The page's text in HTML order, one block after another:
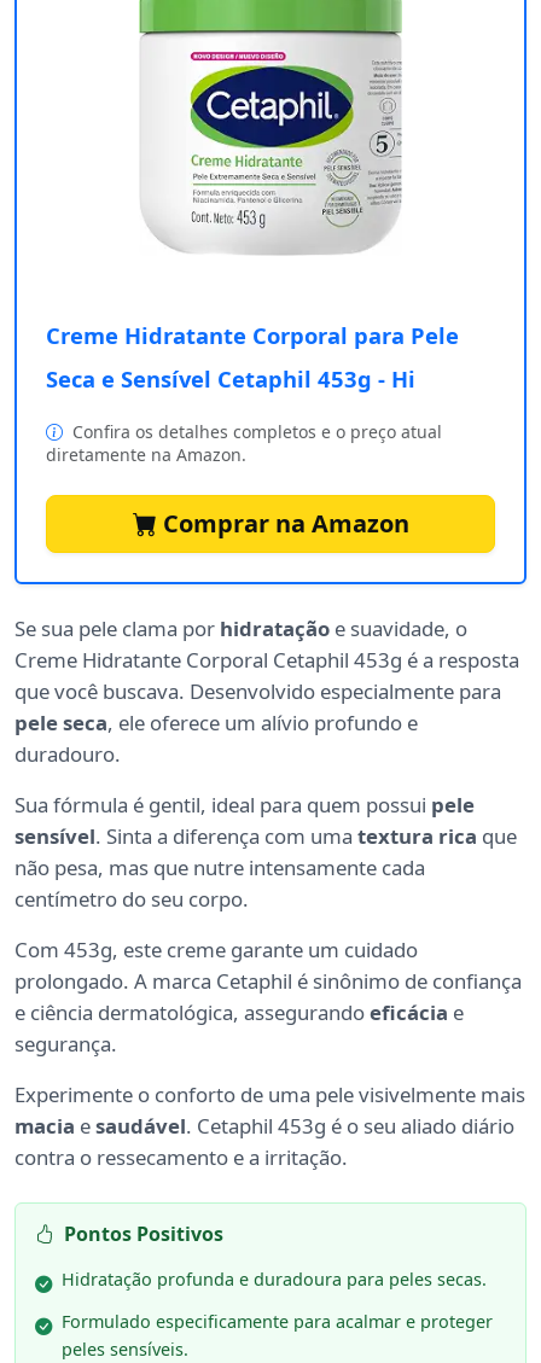
Creme Hidratante Corporal para Pele
Seca e Sensível Cetaphil 453g - Hi
Confira os detalhes completos e o preço atual
diretamente na Amazon.
Comprar na Amazon
Se sua pele clama por hidratação e suavidade, o
Creme Hidratante Corporal Cetaphil 453g é a resposta
que você buscava. Desenvolvido especialmente para
pele seca, ele oferece um alívio profundo e
duradouro.
Sua fórmula é gentil, ideal para quem possui pele
sensível. Sinta a diferença com uma textura rica que
não pesa, mas que nutre intensamente cada
centímetro do seu corpo.
Com 453g, este creme garante um cuidado
prolongado. A marca Cetaphil é sinônimo de confiança
e ciência dermatológica, assegurandoeficácia e
segurança.
Experimente o conforto de uma pele visivelmente mais
macia esaudável. Cetaphil 453g é o seu aliado diário
contra o ressecamento e a irritação.
Pontos Positivos
Hidratação profunda e duradoura para peles secas.
Formulado especificamente para acalmar e proteger
peles sensíveis.